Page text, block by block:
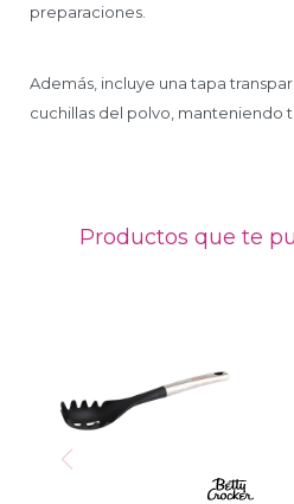
preparaciones.
Además, incluye una tapa
cuchillas del polvo, manteniendo
Productos que te